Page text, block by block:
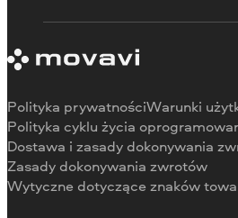
Ograniczenia wersji
Zwrot środków
Referencje
Dlaczego warto wybrać
Do pracy
Polityka prywatnościWarunki
Polityka cyklu życia
Dostawa i zasady dokonywania
Zasady dokonywania zwrotów
Wytyczne dotyczące znaków